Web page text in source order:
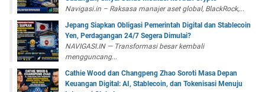
Navigasi.in – Raksasa manajer aset global, BlackRock,...
Jepang Siapkan Obligasi Pemerintah Digital dan Stablecoin
Yen, Perdagangan 24/7 Segera Dimulai?
NAVIGASI.IN — Transformasi besar kembali
mengguncang...
Cathie Wood dan Changpeng Zhao Soroti Masa Depan
Keuangan Digital: AI, Stablecoin, dan Tokenisasi Menuju